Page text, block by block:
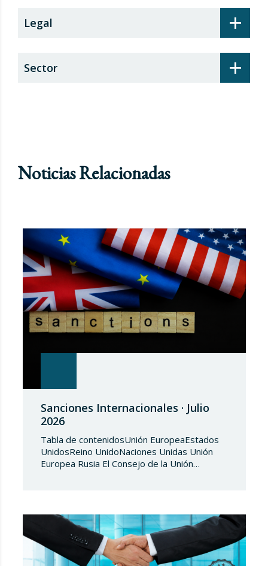
+
Legal
+
Sector
Noticias Relacionadas
Sanciones Internacionales · Julio
2026
Tabla de contenidosUnión EuropeaEstados
UnidosReino UnidoNaciones Unidas Unión
Europea Rusia El Consejo de la Unión
(UE) 2018/1542 relativo a la adopción de
medidas restrictivas…